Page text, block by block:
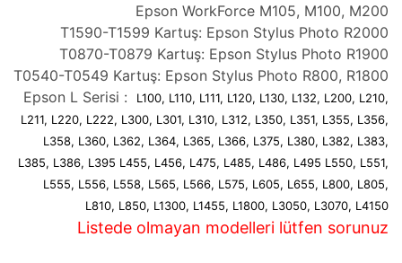
Epson WorkForce M105, M100, M200
T1590-T1599 Kartuş: Epson Stylus Photo R2000
T0870-T0879 Kartuş: Epson Stylus Photo R1900
T0540-T0549 Kartuş: Epson Stylus Photo R800, R1800
Epson L Serisi :
L100, L110, L111, L120, L130, L132, L200, L210,
L211, L220, L222, L300, L301, L310, L312, L350, L351, L355, L356,
L358, L360, L362, L364, L365, L366, L375, L380, L382, L383,
L385, L386, L395 L455, L456, L475, L485, L486, L495 L550, L551,
L555, L556, L558, L565, L566, L575, L605, L655, L800, L805,
L810, L850, L1300, L1455, L1800, L3050, L3070, L4150
Listede olmayan modelleri lütfen sorunuz